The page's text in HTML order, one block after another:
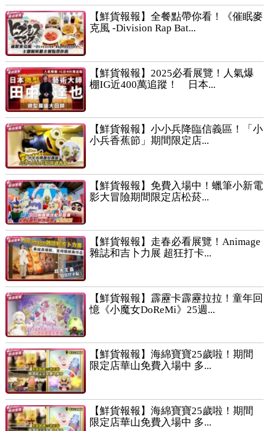
【鮮貨報報】全餐點帶你看！《催眠麥
克風 -Division Rap Bat...
【鮮貨報報】2025必看展覽！人氣爆
棚IG近400萬追蹤！ 日本...
【鮮貨報報】小小兵降臨信義區！「小
小兵香蕉節」期間限定店...
【鮮貨報報】免費入場中！蠟筆小新電
影大冒險期間限定店松菸...
【鮮貨報報】走春必看展覽！Animage
雜誌和吉卜力展 超狂打卡...
【鮮貨報報】霹靂卡霹靂拉拉！童年回
憶《小魔女DoReMi》25週...
【鮮貨報報】海綿寶寶25歲啦！期間
限定店華山免費入場中 多...
【鮮貨報報】海綿寶寶25歲啦！期間
限定店華山免費入場中 多...